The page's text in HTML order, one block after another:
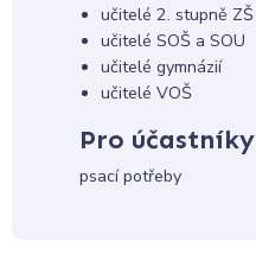
učitelé 2. stupně ZŠ
učitelé SOŠ a SOU
učitelé gymnázií
učitelé VOŠ
Pro účastníky
psací potřeby